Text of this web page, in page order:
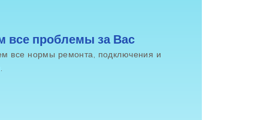
все проблемы за Вас
все нормы ремонта, подключения и